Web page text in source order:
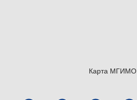
Общественная деятельность
Карта МГИМО